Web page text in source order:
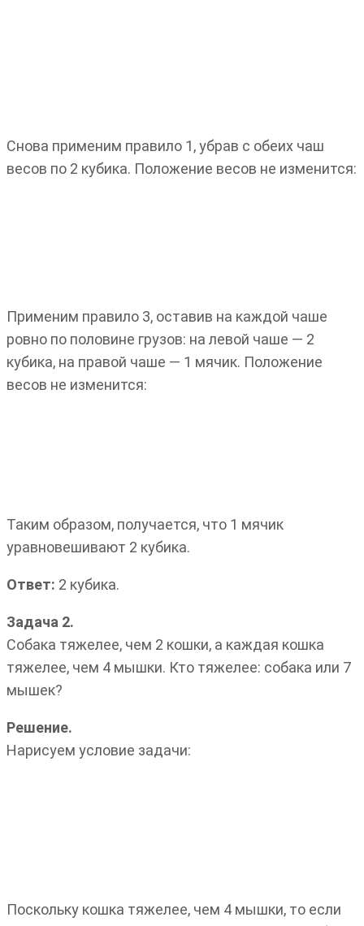
Снова применим правило 1, убрав с обеих чаш
весов по 2 кубика. Положение весов не изменится:
Применим правило 3, оставив на каждой чаше
ровно по половине грузов: на левой чаше — 2
кубика, на правой чаше — 1 мячик. Положение
весов не изменится:
Таким образом, получается, что 1 мячик
уравновешивают 2 кубика.
Ответ: 2 кубика.
Задача 2.
Собака тяжелее, чем 2 кошки, а каждая кошка
тяжелее, чем 4 мышки. Кто тяжелее: собака или 7
мышек?
Решение.
Нарисуем условие задачи:
Поскольку кошка тяжелее, чем 4 мышки, то если